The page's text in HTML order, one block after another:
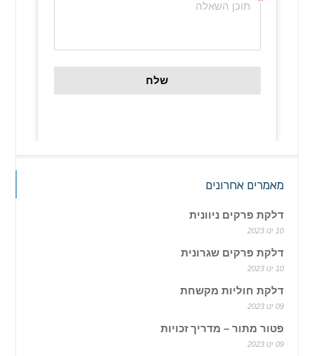
שלח
מאמרים אחרונים
דלקת פרקים ניוונית
10 ינו 2023
דלקת פרקים שגרונית
10 ינו 2023
דלקת חוליות מקשחת
09 ינו 2023
פטור מתור – מדריך זכויות
09 ינו 2023